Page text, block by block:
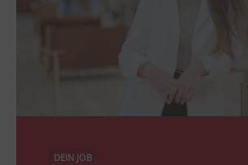
DEIN JOB